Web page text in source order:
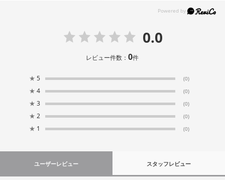
0.0
レビュー件数：0件
★ 5 (0)
★ 4 (0)
★ 3 (0)
★ 2 (0)
★ 1 (0)
ユーザーレビュー スタッフレビュー